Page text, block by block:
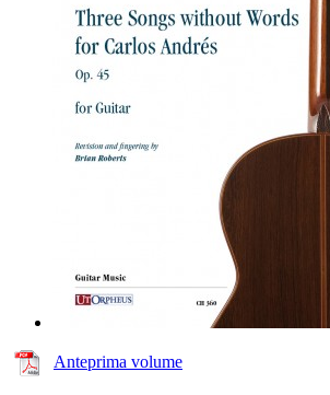
Anteprima volume